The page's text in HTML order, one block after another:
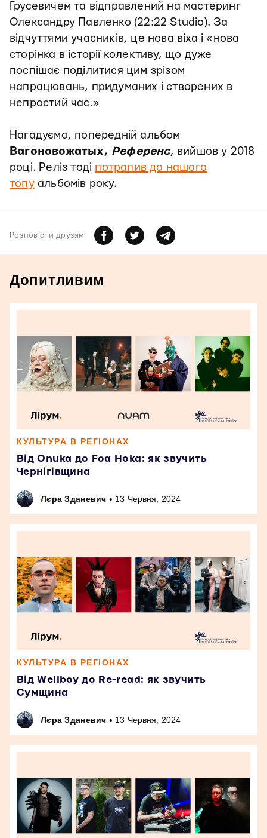
Грусевичем та відправлений на мастеринг
Олександру Павленко (22:22 Studio). За
відчуттями учасників, це нова віха і «нова
сторінка в історії колективу, що дуже
поспішає поділитися цим зрізом
напрацювань, придуманих і створених в
непростий час.»
Нагадуємо, попередній альбом
Вагоновожатых, Референс, вийшов у 2018
році. Реліз тоді потрапив до нашого
топуальбомів року.
Розповiсти друзям
Допитливим
КУЛЬТУРА В РЕГІОНАХ
Від Onuka до Foa Hoka: як звучить
Чернігівщина
Лєра Зданевич • 13 Червня, 2024
КУЛЬТУРА В РЕГІОНАХ
Від Wellboy до Re-read: як звучить
Сумщина
Лєра Зданевич • 13 Червня, 2024